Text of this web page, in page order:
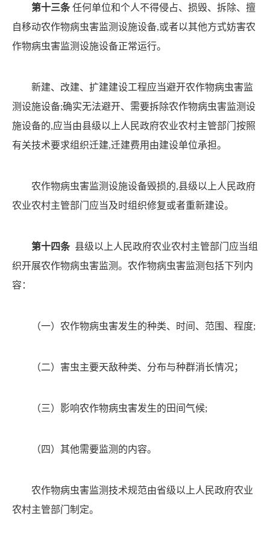
第十三条 任何单位和个人不得侵占、损毁、拆除、擅
自移动农作物病虫害监测设施设备,或者以其他方式妨害农
作物病虫害监测设施设备正常运行。
新建、改建、扩建建设工程应当避开农作物病虫害监
测设施设备;确实无法避开、需要拆除农作物病虫害监测设
施设备的,应当由县级以上人民政府农业农村主管部门按照
有关技术要求组织迁建,迁建费用由建设单位承担。
农作物病虫害监测设施设备毁损的,县级以上人民政府
农业农村主管部门应当及时组织修复或者重新建设。
第十四条 县级以上人民政府农业农村主管部门应当组
织开展农作物病虫害监测。农作物病虫害监测包括下列内
容：
（一）农作物病虫害发生的种类、时间、范围、程度;
（二）害虫主要天敌种类、分布与种群消长情况；
（三）影响农作物病虫害发生的田间气候;
（四）其他需要监测的内容。
农作物病虫害监测技术规范由省级以上人民政府农业
农村主管部门制定。